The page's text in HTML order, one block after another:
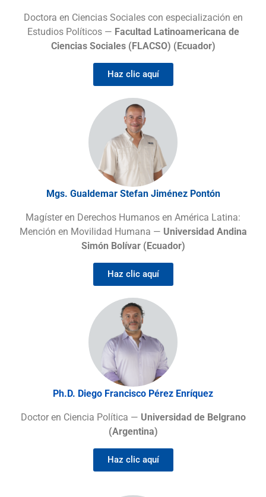
Doctora en Ciencias Sociales con especialización en
Estudios Políticos — Facultad Latinoamericana de
Ciencias Sociales (FLACSO) (Ecuador)
Haz clic aquí
Mgs. Gualdemar Stefan Jiménez Pontón
Magíster en Derechos Humanos en América Latina:
Mención en Movilidad Humana — Universidad Andina
Simón Bolívar (Ecuador)
Haz clic aquí
Ph.D. Diego Francisco Pérez Enríquez
Doctor en Ciencia Política — Universidad de Belgrano
(Argentina)
Haz clic aquí